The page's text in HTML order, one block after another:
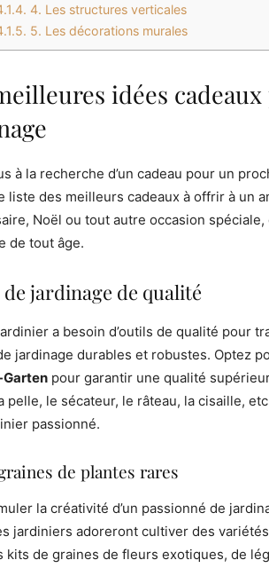
4. Les structures verticales
5. Les décorations murales
idées
à la recherche d’un cadeau pour un
liste des meilleurs cadeaux à offrir à un
Noël ou tout autre occasion
de tout âge.
jardinage de qualité
a besoin d’outils de qualité pour
jardinage durables et robustes. Optez
pour garantir une qualité
pelle, le sécateur, le râteau, la cisaille,
passionné.
de plantes rares
la créativité d’un passionné de
jardiniers adoreront cultiver des
kits de graines de fleurs exotiques, de